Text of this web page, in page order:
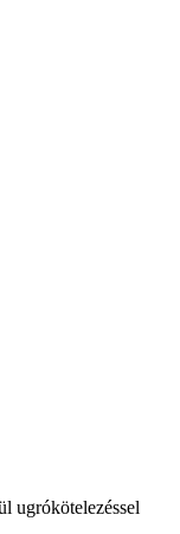
ugrókötelezéssel